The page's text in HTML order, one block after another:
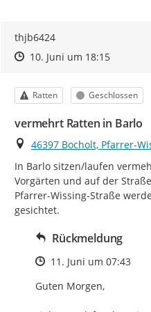
thjb6424
Zeitpunkt des Erstellens
Zeitpunkt des Erstellens
10. Juni um 18:15Zur
Kategorie
Ratten Status
Geschlossen
vermehrt Ratten in Barlo
Ort
46397 Bocholt, Pfarrer-
In Barlo sitzen/laufen
Vorgärten und auf der
Pfarrer-Wissing-Straße
gesichtet.
Rückmeldung
Zeitpunkt des
11. Juni um 07:43
Guten Morgen,